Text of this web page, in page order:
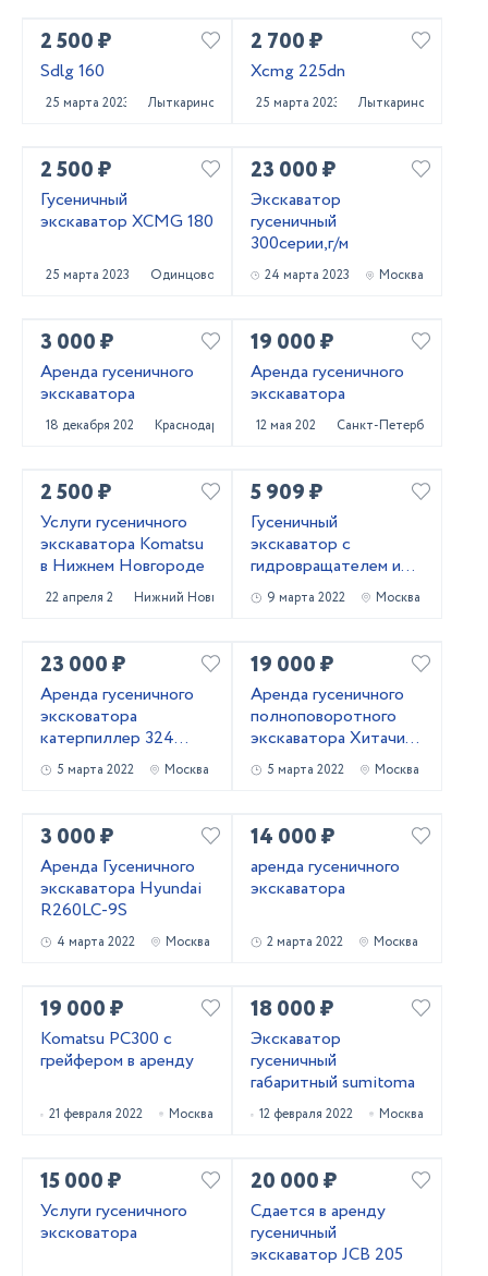
2 500 ₽
Sdlg 160
25 марта 2023 Лыткарино
2 700 ₽
Xcmg 225dn
25 марта 2023 Лыткарино
2 500 ₽
Гусеничный
экскаватор XCMG 180
25 марта 2023 Одинцово
23 000 ₽
Экскаватор
гусеничный
300серии,г/м
24 марта 2023 Москва
3 000 ₽
Аренда гусеничного
экскаватора
18 декабря 2022 Краснодар
19 000 ₽
Аренда гусеничного
экскаватора
12 мая 2022 Санкт-Петербург
2 500 ₽
Услуги гусеничного
экскаватора Komatsu
в Нижнем Новгороде
22 апреля 2022 Нижний Новгород
5 909 ₽
Гусеничный
экскаватор с
гидровращателем и
вибропогружателем
9 марта 2022 Москва
23 000 ₽
Аренда гусеничного
эксковатора
катерпиллер 324
ковш 1.7 куба
5 марта 2022 Москва
19 000 ₽
Аренда гусеничного
полноповоротного
экскаватора Хитачи
2405 марта 2022 Москва
3 000 ₽
Аренда Гусеничного
экскаватора Hyundai
R260LC-9S
4 марта 2022 Москва
14 000 ₽
аренда гусеничного
экскаватора
2 марта 2022 Москва
19 000 ₽
Komatsu PC300 с
грейфером в аренду
21 февраля 2022 Москва
18 000 ₽
Экскаватор
гусеничный
габаритный sumitoma
12 февраля 2022 Москва
15 000 ₽
Услуги гусеничного
эксковатора
20 000 ₽
Сдается в аренду
гусеничный
экскаватор JCB 205